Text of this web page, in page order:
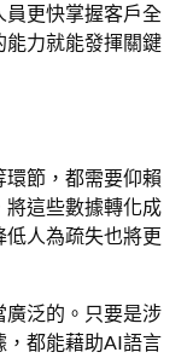
更快掌握客戶全
力就能發揮關鍵
節，都需要仰賴
將這些數據轉化成
人為疏失也將更
泛的。只要是涉
，都能藉助AI語言